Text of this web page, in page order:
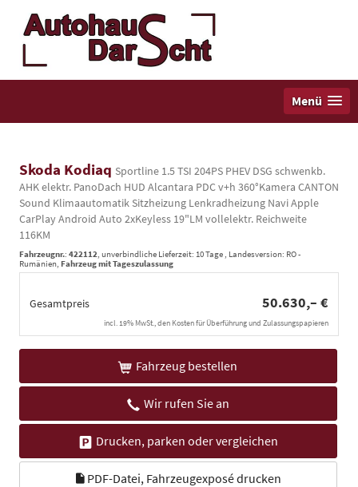
Menü
Skoda Kodiaq Sportline 1.5 TSI 204PS PHEV DSG schwenkb.
AHK elektr. PanoDach HUD Alcantara PDC v+h 360°Kamera CANTON
Sound Klimaautomatik Sitzheizung Lenkradheizung Navi Apple
CarPlay Android Auto 2xKeyless 19"LM vollelektr. Reichweite
116KM
Fahrzeugnr.: 422112 , unverbindliche Lieferzeit: 10 Tage , Landesversion: RO -
Rumänien, Fahrzeug mit Tageszulassung
Gesamtpreis 50.630,– €
incl. 19% MwSt., den Kosten für Überführung und Zulassungspapieren
Fahrzeug bestellen
Wir rufen Sie an
Drucken, parken oder vergleichen
PDF-Datei, Fahrzeugexposé drucken